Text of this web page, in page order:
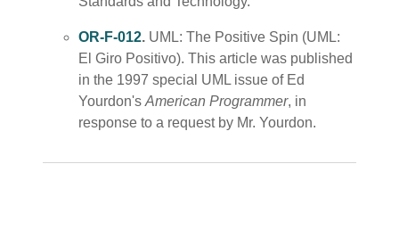
OR-F-012. UML: The Positive Spin (UML:
El Giro Positivo). This article was published
in the 1997 special UML issue of Ed
Yourdon's American Programmer, in
response to a request by Mr. Yourdon.